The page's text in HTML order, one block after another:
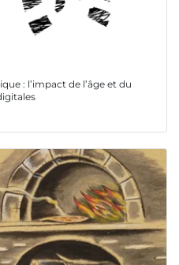
: l’impact de l’âge et du